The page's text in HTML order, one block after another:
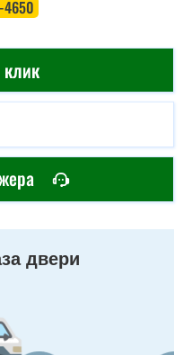
-4650
клик
двери